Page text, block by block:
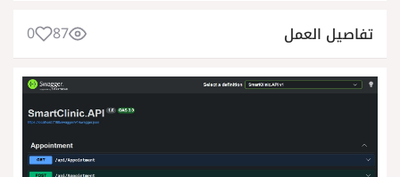
تفاصيل العمل 87
0